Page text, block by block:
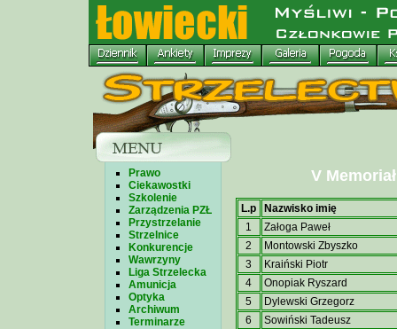
Prawo
Ciekawostki
Szkolenie
Zarządzenia PZŁ
Przystrzelanie
Strzelnice
Konkurencje
Wawrzyny
Liga Strzelecka
Amunicja
Optyka
Archiwum
Terminarze
V
L.p
Nazwisko imię
1
Załoga Paweł
2
Montowski Zbyszko
3
Kraiński Piotr
4
Onopiak Ryszard
5
Dylewski Grzegorz
6
Sowiński Tadeusz